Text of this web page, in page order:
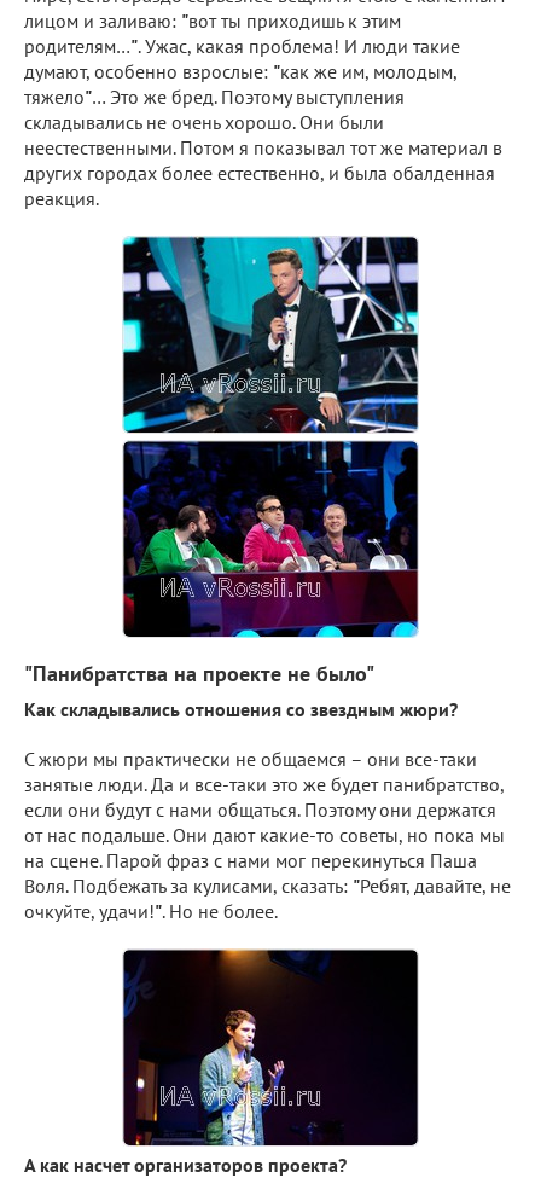
лицом и заливаю: "вот ты приходишь к этим
родителям…". Ужас, какая проблема! И люди такие
думают, особенно взрослые: "как же им, молодым,
тяжело"… Это же бред. Поэтому выступления
складывались не очень хорошо. Они были
неестественными. Потом я показывал тот же материал в
других городах более естественно, и была обалденная
реакция.
"Панибратства на проекте не было"
Как складывались отношения со звездным жюри?
С жюри мы практически не общаемся – они все-таки
занятые люди. Да и все-таки это же будет панибратство,
если они будут с нами общаться. Поэтому они держатся
от нас подальше. Они дают какие-то советы, но пока мы
на сцене. Парой фраз с нами мог перекинуться Паша
Воля. Подбежать за кулисами, сказать: "Ребят, давайте, не
очкуйте, удачи!". Но не более.
А как насчет организаторов проекта?